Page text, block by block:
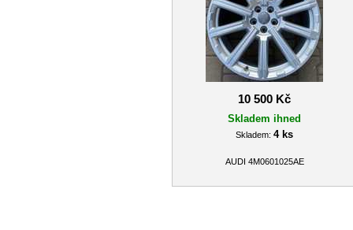
10 500 Kč
Skladem ihned
Skladem: 4 ks
AUDI 4M0601025AE